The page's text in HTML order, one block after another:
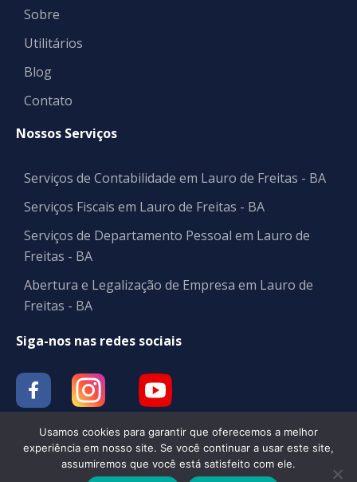
Sobre
Utilitários
Blog
Contato
Nossos Serviços
Serviços de Contabilidade em Lauro de Freitas - BA
Serviços Fiscais em Lauro de Freitas - BA
Serviços de Departamento Pessoal em Lauro de
Freitas - BA
Abertura e Legalização de Empresa em Lauro de
Freitas - BA
Siga-nos nas redes sociais
Usamos cookies para garantir que oferecemos a melhor
experiência em nosso site. Se você continuar a usar este site,
assumiremos que você está satisfeito com ele.